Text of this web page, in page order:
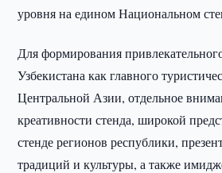
уровня на едином Национальном
Для формирования
Узбекистана как главного
Центральной Азии, отдельное
креативности стенда, широкой
стенде регионов республики,
традиций и культуры, а также